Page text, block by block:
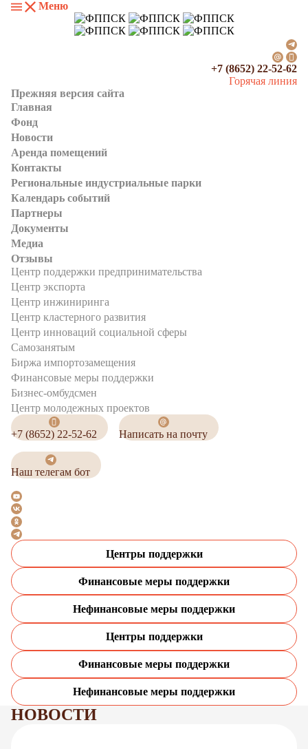
Меню
+7 (8652) 22-52-62
Горячая линия
Прежняя версия сайта
Главная
Фонд
Новости
Аренда помещений
Контакты
Региональные индустриальные парки
Календарь событий
Партнеры
Документы
Медиа
Отзывы
Центр поддержки предпринимательства
Центр экспорта
Центр инжиниринга
Центр кластерного развития
Центр инноваций социальной сферы
Cамозанятым
Биржа импортозамещения
Финансовые меры поддержки
Бизнес-омбудсмен
Центр молодежных проектов
+7 (8652) 22-52-62 Написать на почту
Наш телегам бот
Центры поддержки
Финансовые меры поддержки
Нефинансовые меры поддержки
Центры поддержки
Финансовые меры поддержки
Нефинансовые меры поддержки
НОВОСТИ